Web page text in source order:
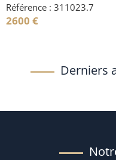
Référence : 311023.7
2600 €
Derniers